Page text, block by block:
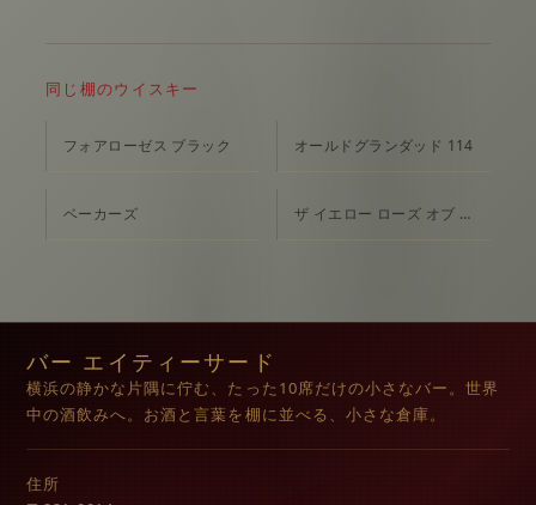
同じ棚のウイスキー
フォアローゼス ブラック オールドグランダッド 114
ベーカーズ ザ イエロー ローズ オブ テキサス
バー エイティーサード
横浜の静かな片隅に佇む、たった10席だけの小さなバー。世界
中の酒飲みへ。お酒と言葉を棚に並べる、小さな倉庫。
住所